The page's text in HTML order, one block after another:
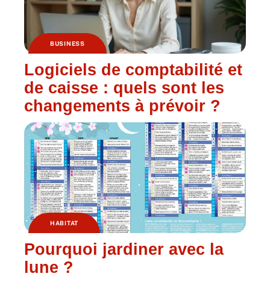
BUSINESS
Logiciels de comptabilité et
de caisse : quels sont les
changements à prévoir ?
HABITAT
Pourquoi jardiner avec la
lune ?